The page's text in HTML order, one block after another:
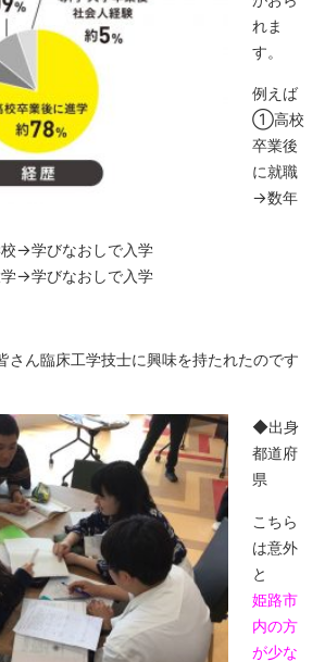
れま
す。
例えば
①高校
卒業後
に就職
→数年
→学びなおしで入学
→学びなおしで入学
さん臨床工学技士に興味を持たれたのです
◆出身
都道府
県
こちら
は意外
と
姫路市
内の方
が少な